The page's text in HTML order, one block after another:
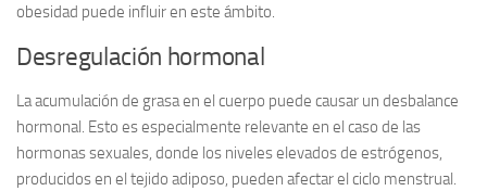
obesidad puede influir en este ámbito.
Desregulación hormonal
La acumulación de grasa en el cuerpo puede causar un desbalance
hormonal. Esto es especialmente relevante en el caso de las
hormonas sexuales, donde los niveles elevados de estrógenos,
producidos en el tejido adiposo, pueden afectar el ciclo menstrual.